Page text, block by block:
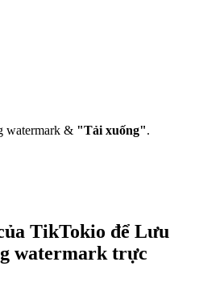
watermark & "Tải xuống".
TikTokio để Lưu
watermark trực